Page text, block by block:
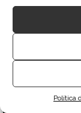
Política